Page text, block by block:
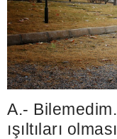
A.-
ışıltıları